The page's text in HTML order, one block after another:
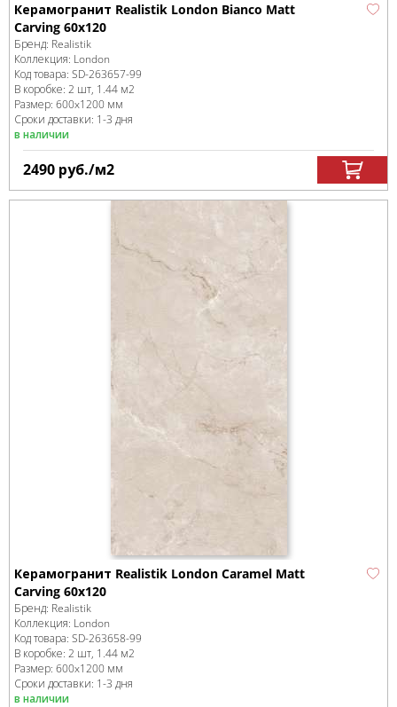
Керамогранит Realistik London Bianco Matt
Carving 60x120
Бренд: Realistik
Коллекция: London
Код товара: SD-263657-99
В коробке: 2 шт, 1.44 м2
Размер: 600x1200 мм
Сроки доставки: 1-3 дня
в наличии
2490 руб./м2
Керамогранит Realistik London Caramel Matt
Carving 60x120
Бренд: Realistik
Коллекция: London
Код товара: SD-263658-99
В коробке: 2 шт, 1.44 м2
Размер: 600x1200 мм
Сроки доставки: 1-3 дня
в наличии